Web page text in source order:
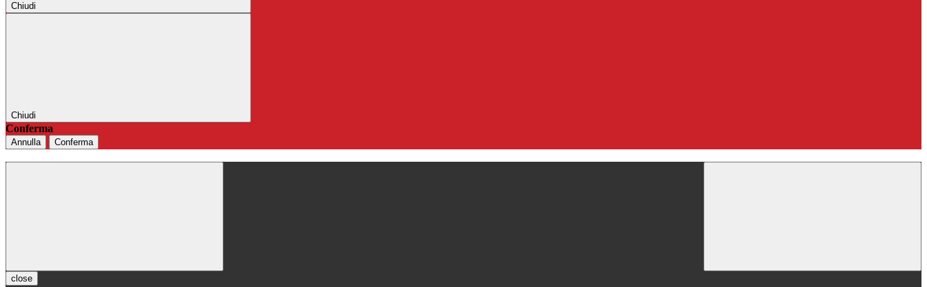
Chiudi
Chiudi
Conferma
Annulla Conferma
close